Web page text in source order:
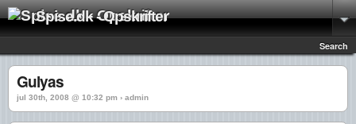
Spise.dk - Opskrifter
Search
Gulyas
jul 30th, 2008 @ 10:32 pm › admin